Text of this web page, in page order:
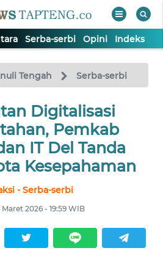
Serba-serbi Opini Indeks
Tengah Serba-serbi
Digitalisasi
Pemkab
IT Del Tanda
Kesepahaman
- Serba-serbi
Maret 2026 - 19:59 WIB